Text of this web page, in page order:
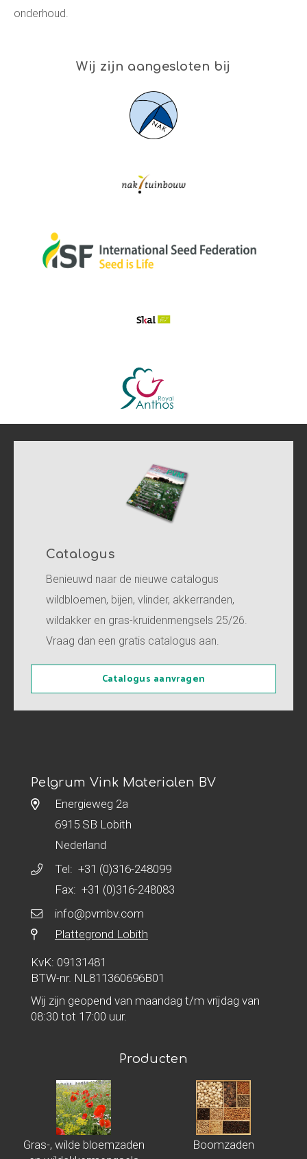
onderhoud.
Wij zijn aangesloten bij
Catalogus
Benieuwd naar de nieuwe catalogus
wildbloemen, bijen, vlinder, akkerranden,
wildakker en gras-kruidenmengsels 25/26.
Vraag dan een gratis catalogus aan.
Catalogus aanvragen
Pelgrum Vink Materialen BV
Energieweg 2a
6915 SB Lobith
Nederland
Tel: +31 (0)316-248099
Fax: +31 (0)316-248083
info@pvmbv.com
Plattegrond Lobith
KvK: 09131481
BTW-nr. NL811360696B01
Wij zijn geopend van maandag t/m vrijdag van
08:30 tot 17:00 uur.
Producten
Gras-, wilde bloemzaden
Boomzaden